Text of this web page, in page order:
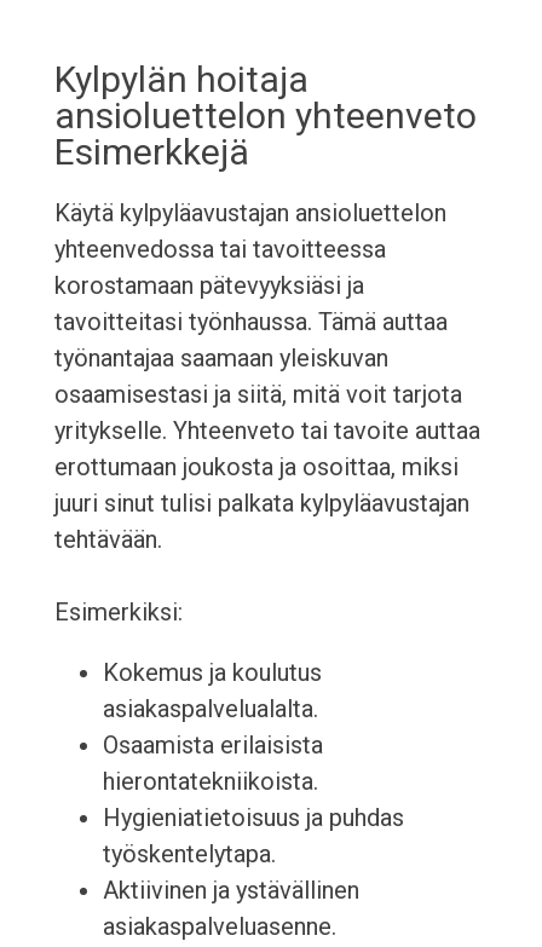
Kylpylän hoitaja
ansioluettelon yhteenveto
Esimerkkejä
Käytä kylpyläavustajan ansioluettelon
yhteenvedossa tai tavoitteessa
korostamaan pätevyyksiäsi ja
tavoitteitasi työnhaussa. Tämä auttaa
työnantajaa saamaan yleiskuvan
osaamisestasi ja siitä, mitä voit tarjota
yritykselle. Yhteenveto tai tavoite auttaa
erottumaan joukosta ja osoittaa, miksi
juuri sinut tulisi palkata kylpyläavustajan
tehtävään.
Esimerkiksi:
Kokemus ja koulutus
asiakaspalvelualalta.
Osaamista erilaisista
hierontatekniikoista.
Hygieniatietoisuus ja puhdas
työskentelytapa.
Aktiivinen ja ystävällinen
asiakaspalveluasenne.